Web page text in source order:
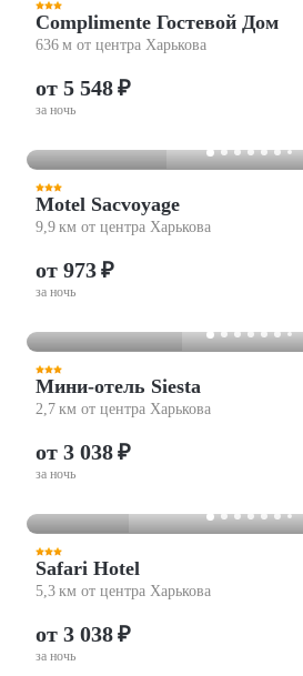
Complimente Гостевой Дом
636 м от центра Харькова
от 5 548 ₽
за ночь
Motel Sacvoyage
9,9 км от центра Харькова
от 973 ₽
за ночь
Мини-отель Siesta
2,7 км от центра Харькова
от 3 038 ₽
за ночь
Safari Hotel
5,3 км от центра Харькова
от 3 038 ₽
за ночь